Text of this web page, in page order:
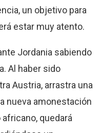
un objetivo para
estar muy atento.
Jordania sabiendo
Al haber sido
Austria, arrastra una
nueva amonestación
quedará